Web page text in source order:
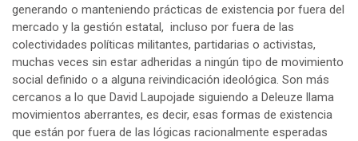
generando o manteniendo prácticas de existencia por fuera del
mercado y la gestión estatal, incluso por fuera de las
colectividades políticas militantes, partidarias o activistas,
muchas veces sin estar adheridas a ningún tipo de movimiento
social definido o a alguna reivindicación ideológica. Son más
cercanos a lo que David Laupojade siguiendo a Deleuze llama
movimientos aberrantes, es decir, esas formas de existencia
que están por fuera de las lógicas racionalmente esperadas